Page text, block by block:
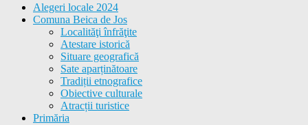
Alegeri locale 2024
Comuna Beica de Jos
Localităţi înfrăţite
Atestare istorică
Situare geografică
Sate aparținătoare
Tradiții etnografice
Obiective culturale
Atracții turistice
Primăria